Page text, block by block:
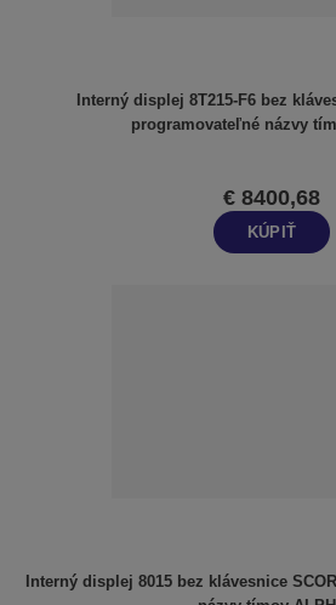
Interný displej 8T215-F6 bez
programovateľné názvy
€ 8400,68
KÚPIŤ
Interný displej 8015 bez klávesnice